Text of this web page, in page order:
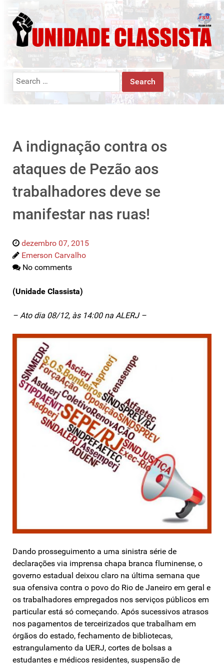
Search
A indignação contra os
ataques de Pezão aos
trabalhadores deve se
manifestar nas ruas!
dezembro 07, 2015
Emerson Carvalho
No comments
(Unidade Classista)
– Ato dia 08/12, às 14:00 na ALERJ –
Dando prosseguimento a uma sinistra série de
declarações via imprensa chapa branca fluminense, o
governo estadual deixou claro na última semana que
sua ofensiva contra o povo do Rio de Janeiro em geral e
os trabalhadores empregados nos serviços públicos em
particular está só começando. Após sucessivos atrasos
nos pagamentos de terceirizados que trabalham em
órgãos do estado, fechamento de bibliotecas,
estrangulamento da UERJ, cortes de bolsas a
estudantes e médicos residentes, suspensão de